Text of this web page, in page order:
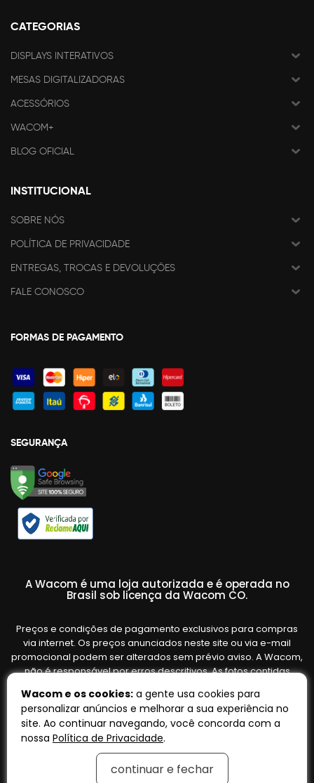
CATEGORIAS
DISPLAYS INTERATIVOS
MESAS DIGITALIZADORAS
ACESSÓRIOS
WACOM+
BLOG OFICIAL
INSTITUCIONAL
SOBRE NÓS
POLÍTICA DE PRIVACIDADE
ENTREGAS, TROCAS E DEVOLUÇÕES
FALE CONOSCO
FORMAS DE PAGAMENTO
SEGURANÇA
A Wacom é uma loja autorizada e é operada no
Brasil sob licença da Wacom CO.
Preços e condições de pagamento exclusivos para compras
via internet. Os preços anunciados neste site ou via e-mail
promocional podem ser alterados sem prévio aviso. A Wacom,
não é responsável por erros descritivos. As fotos contidas
variar de acordo com o fornecedor/lote do fabricante. Ofertas
válidas até o término de nossos estoques. Vendas sujeitas à
análise e confirmação de dados.
Wacom e os cookies: a gente usa cookies para
personalizar anúncios e melhorar a sua experiência no
site. Ao continuar navegando, você concorda com a
nossa Política de Privacidade.
continuar e fechar